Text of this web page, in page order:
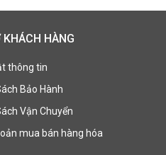
KHÁCH HÀNG
thông tin
Bảo Hành
Vận Chuyển
mua bán hàng hóa